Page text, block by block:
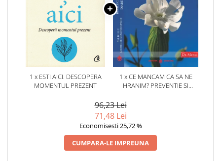
1 x ESTI AICI. DESCOPERA
MOMENTUL PREZENT
1 x CE MANCAM CA SA NE
HRANIM? PREVENTIE SI
CARDIOVASCULARE SI IN
96,23 Lei
71,48 Lei
Economisesti 25,72 %
CUMPARA-LE IMPREUNA